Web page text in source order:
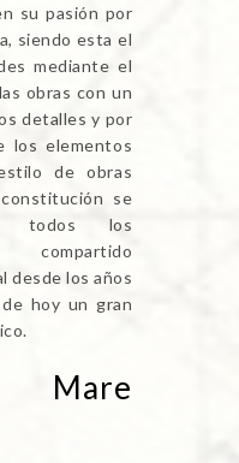
su pasión por
siendo esta el
mediante el
obras con un
detalles y por
los elementos
de obras
se
todos los
compartido
desde los años
hoy un gran